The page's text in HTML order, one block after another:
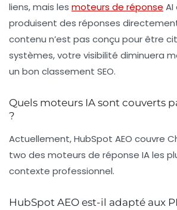
liens, mais les moteurs de réponse
produisent des réponses
contenu n’est pas conçu pour être
systèmes, votre visibilité diminuera
un bon classement SEO.
Quels moteurs IA sont couverts
?
Actuellement, HubSpot AEO couvre
two des moteurs de réponse IA les
contexte professionnel.
HubSpot AEO est-il adapté aux